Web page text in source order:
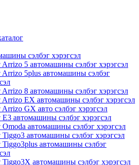
сэлбэг хэрэгсэл
Arrizo 5 автомашины сэлбэг хэрэгсэл
Arrizo 5plus автомашины сэлбэг
Arrizo 8 автомашины сэлбэг хэрэгсэл
Arrizo EX автомашины сэлбэг хэрэгсэл
Arrizo GX авто сэлбэг хэрэгсэл
E3 автомашины сэлбэг хэрэгсэл
Omoda автомашины сэлбэг хэрэгсэл
Tiggo3 автомашины сэлбэг хэрэгсэл
Tiggo3plus автомашины сэлбэг
Tiggo3X автомашины сэлбэг хэрэгсэл